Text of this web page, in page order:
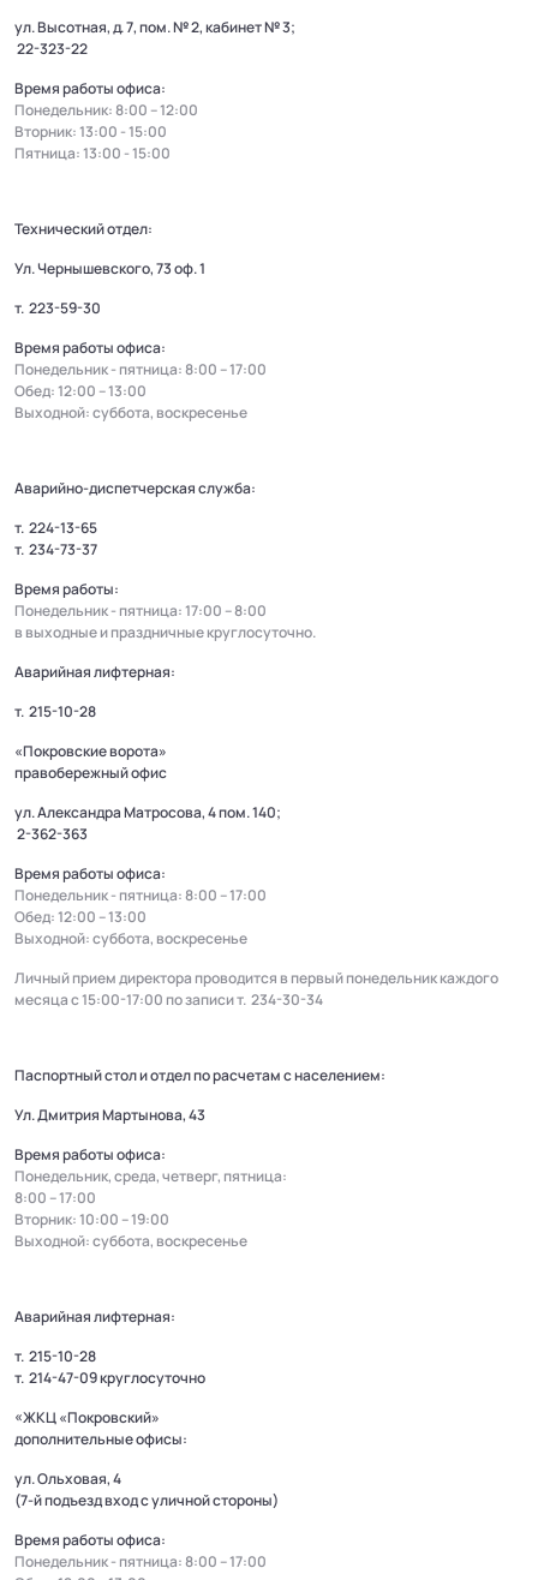
ул. Высотная, д. 7, пом. № 2, кабинет № 3;
22-323-22
Время работы офиса:
Понедельник: 8:00 – 12:00
Вторник: 13:00 - 15:00
Пятница: 13:00 - 15:00
Технический отдел:
Ул. Чернышевского, 73 оф. 1
т. 223-59-30
Время работы офиса:
Понедельник - пятница: 8:00 – 17:00
Обед: 12:00 – 13:00
Выходной: суббота, воскресенье
Аварийно-диспетчерская служба:
т. 224-13-65
т. 234-73-37
Время работы:
Понедельник - пятница: 17:00 – 8:00
в выходные и праздничные круглосуточно.
Аварийная лифтерная:
т. 215-10-28
«Покровские ворота»
правобережный офис
ул. Александра Матросова, 4 пом. 140;
2-362-363
Время работы офиса:
Понедельник - пятница: 8:00 – 17:00
Обед: 12:00 – 13:00
Выходной: суббота, воскресенье
Личный прием директора проводится в первый понедельник каждого
месяца с 15:00-17:00 по записи т. 234-30-34
Паспортный стол и отдел по расчетам с населением:
Ул. Дмитрия Мартынова, 43
Время работы офиса:
Понедельник, среда, четверг, пятница:
8:00 – 17:00
Вторник: 10:00 – 19:00
Выходной: суббота, воскресенье
Аварийная лифтерная:
т. 215-10-28
т. 214-47-09круглосуточно
«ЖКЦ «Покровский»
дополнительные офисы:
ул. Ольховая, 4
(7-й подъезд вход с уличной стороны)
Время работы офиса:
Понедельник - пятница: 8:00 – 17:00